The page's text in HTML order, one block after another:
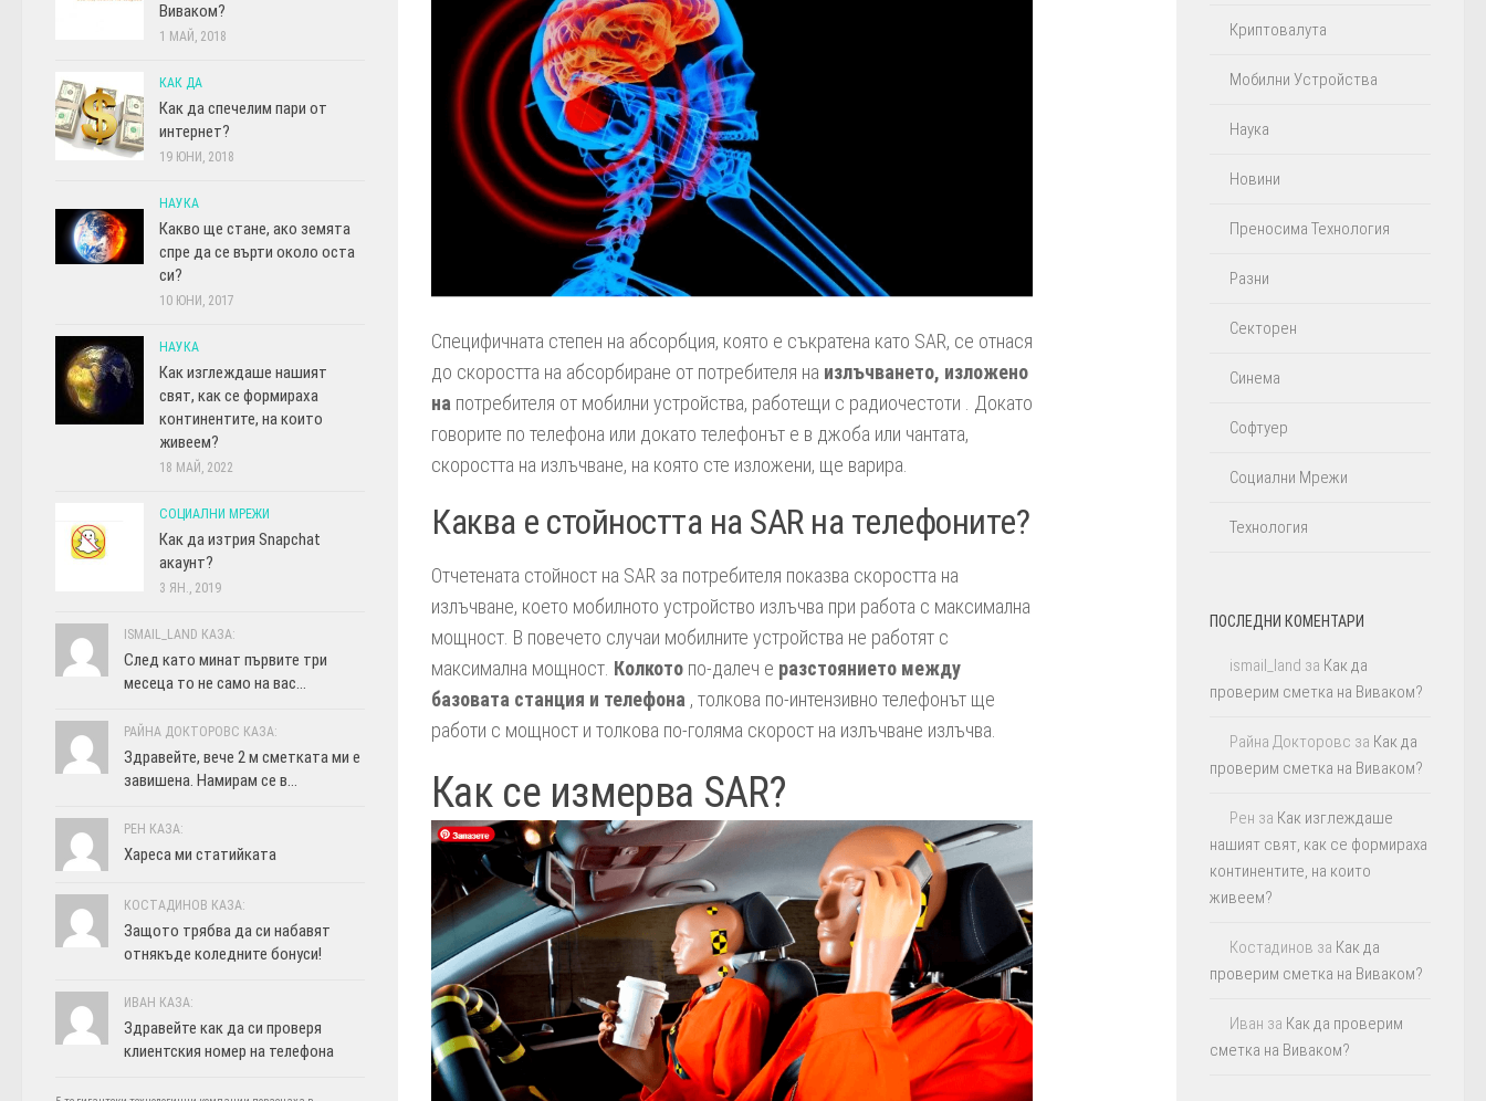
Специфичната степен на абсорбция, която е съкратена като SAR, се отнася
до скоростта на абсорбиране от потребителя на излъчването, изложено
на потребителя от мобилни устройства, работещи с радиочестоти . Докато
говорите по телефона или докато телефонът е в джоба или чантата,
скоростта на излъчване, на която сте изложени, ще варира.
Каква е стойността на SAR на телефоните?
Отчетената стойност на SAR за потребителя показва скоростта на
излъчване, което мобилното устройство излъчва при работа с максимална
мощност. В повечето случаи мобилните устройства не работят с
максимална мощност. Колкото по-далеч е разстоянието между
базовата станция и телефона , толкова по-интензивно телефонът ще
работи с мощност и толкова по-голяма скорост на излъчване излъчва.
Как се измерва SAR?
Виваком?
1 МАЙ, 2018
КАК ДА
Как да спечелим пари от
интернет?
19 ЮНИ, 2018
НАУКА
Какво ще стане, ако земята
спре да се върти около оста
си?
10 ЮНИ, 2017
НАУКА
Как изглеждаше нашият
свят, как се формираха
континентите, на които
живеем?
18 МАЙ, 2022
СОЦИАЛНИ МРЕЖИ
Как да изтрия Snapchat
акаунт?
3 ЯН., 2019
ISMAIL_LAND КАЗА:
След като минат първите три
месеца то не само на вас...
РАЙНА ДОКТОРОВС КАЗА:
Здравейте, вече 2 м сметката ми е
завишена. Намирам се в...
РЕН КАЗА:
Хареса ми статийката
КОСТАДИНОВ КАЗА:
Защото трябва да си набавят
отнякъде коледните бонуси!
ИВАН КАЗА:
Здравейте как да си проверя
клиентския номер на телефона
Криптовалута
Мобилни Устройства
Наука
Новини
Преносима Технология
Разни
Секторен
Синема
Софтуер
Социални Мрежи
Технология
ПОСЛЕДНИ КОМЕНТАРИ
ismail_land за Как да
проверим сметка на Виваком?
Райна Докторовс за Как да
проверим сметка на Виваком?
Рен за Как изглеждаше
нашият свят, как се формираха
континентите, на които
живеем?
Костадинов за Как да
проверим сметка на Виваком?
Иван за Как да проверим
сметка на Виваком?